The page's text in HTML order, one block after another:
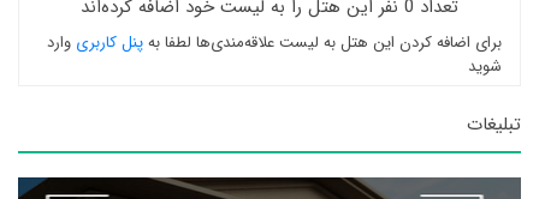
تعداد 0 نفر این هتل را به لیست خود اضافه کرده‌اند
برای اضافه کردن این هتل به لیست علاقه‌مندی‌ها لطفا بهپنل کاربری وارد
شوید
تبلیغات